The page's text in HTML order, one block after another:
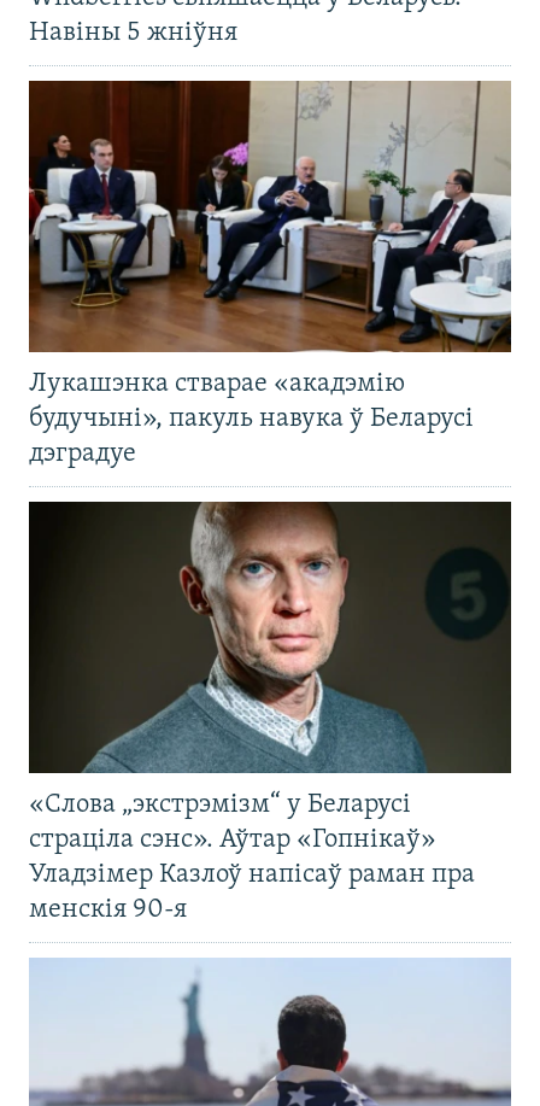
Навіны 5 жніўня
Лукашэнка стварае «акадэмію
будучыні», пакуль навука ў Беларусі
дэградуе
«Слова „экстрэмізм“ у Беларусі
страціла сэнс». Аўтар «Гопнікаў»
Уладзімер Казлоў напісаў раман пра
менскія 90-я